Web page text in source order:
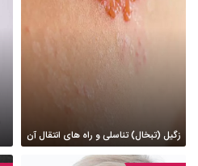
زگیل (تبخال) تناسلی و راه های انتقال آن